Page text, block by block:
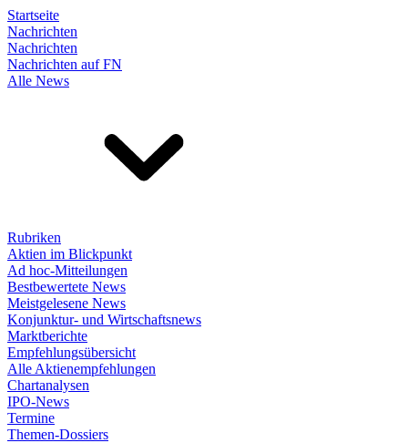
Startseite
Nachrichten
Nachrichten
Nachrichten auf FN
Alle News
Rubriken
Aktien im Blickpunkt
Ad hoc-Mitteilungen
Bestbewertete News
Meistgelesene News
Konjunktur- und Wirtschaftsnews
Marktberichte
Empfehlungsübersicht
Alle Aktienempfehlungen
Chartanalysen
IPO-News
Termine
Themen-Dossiers